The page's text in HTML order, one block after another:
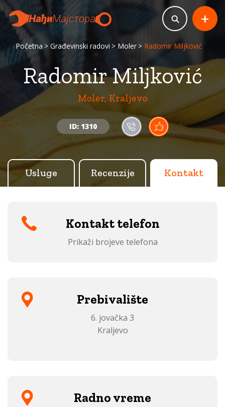
Početna Građevinski radovi Moler Radomir Miljković
Radomir Miljković
Moler, Kraljevo
ID: 1310
+
Usluge Recenzije Kontakt
Kontakt telefon
Prikaži brojeve telefona
Prebivalište
6. jovačka 3
Kraljevo
Radno vreme